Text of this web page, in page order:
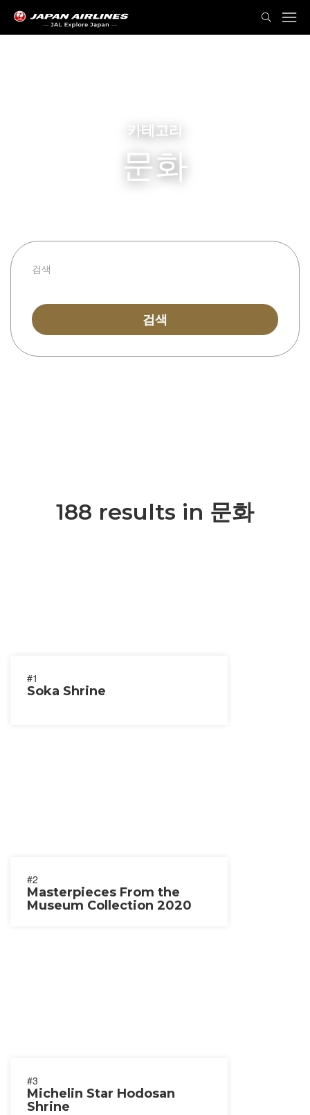
카테고리
문화
검색
188 results in 문화
#1
Soka Shrine
#2
Masterpieces From the
Museum Collection 2020
#3
Michelin Star Hodosan
Shrine